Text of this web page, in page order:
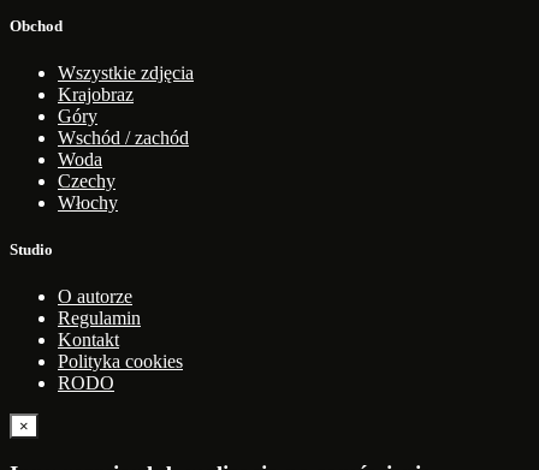
Obchod
Wszystkie zdjęcia
Krajobraz
Góry
Wschód / zachód
Woda
Czechy
Włochy
Studio
O autorze
Regulamin
Kontakt
Polityka cookies
RODO
×